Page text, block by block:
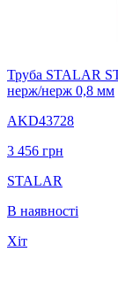
Труба STALAR
нерж/нерж 0,8 мм
AKD43728
3 456 грн
STALAR
В наявності
Хіт